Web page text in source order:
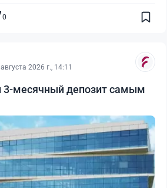
0
2026 г., 14:11
3-месячный депозит самым